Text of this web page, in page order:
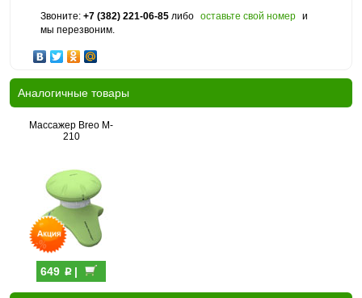
Звоните: +7 (382) 221-06-85 либо оставьте свой номер и
мы перезвоним.
Аналогичные товары
Массажер Breo M-
210
649 p|